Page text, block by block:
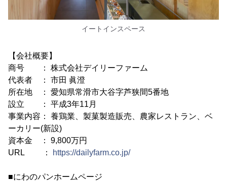
イートインスペース
【会社概要】
商号 ： 株式会社デイリーファーム
代表者 ： 市田 眞澄
所在地 ： 愛知県常滑市大谷字芦狭間5番地
設立 ： 平成3年11月
事業内容： 養鶏業、製菓製造販売、農家レストラン、ベ
ーカリー(新設)
資本金 ： 9,800万円
URL ：
https://dailyfarm.co.jp/
■にわのパンホームページ